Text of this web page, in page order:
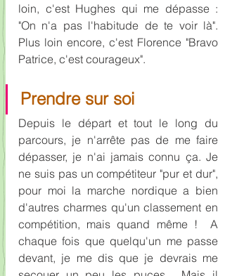
loin, c'est Hughes qui me dépasse :
"On n'a pas l'habitude de te voir là".
Plus loin encore, c'est Florence "Bravo
Patrice, c'est courageux".
Prendre sur soi
Depuis le départ et tout le long du
parcours, je n'arrête pas de me faire
dépasser, je n'ai jamais connu ça. Je
ne suis pas un compétiteur "pur et dur",
pour moi la marche nordique a bien
d'autres charmes qu'un classement en
compétition, mais quand même !  A
chaque fois que quelqu'un me passe
devant, je me dis que je devrais me